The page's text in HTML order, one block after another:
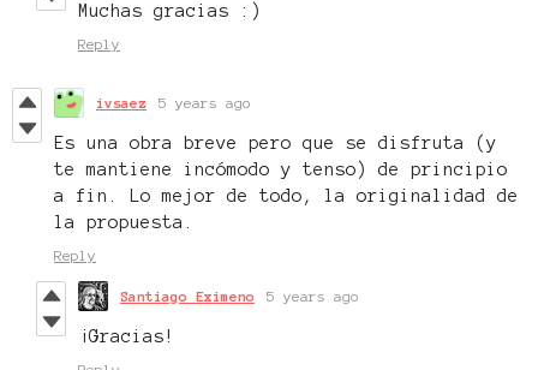
Muchas gracias :)
Reply
ivsaez 5 years ago
Es una obra breve pero que se disfruta (y
te mantiene incómodo y tenso) de principio
a fin. Lo mejor de todo, la originalidad de
la propuesta.
Reply
Santiago Eximeno 5 years ago
¡Gracias!